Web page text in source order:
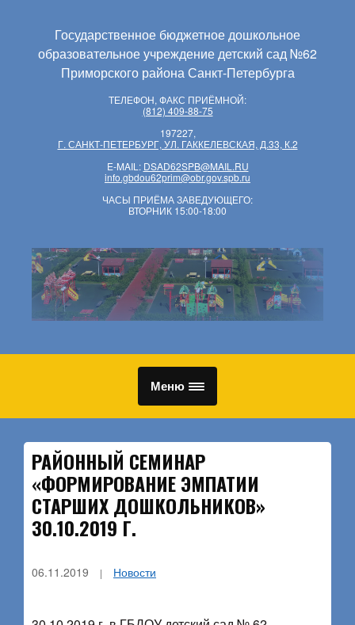
Государственное бюджетное дошкольное
образовательное учреждение детский сад №62
Приморского района Санкт-Петербурга
ТЕЛЕФОН, ФАКС ПРИЁМНОЙ:
(812) 409-88-75
197227,
Г. САНКТ-ПЕТЕРБУРГ, УЛ. ГАККЕЛЕВСКАЯ, Д.33, К.2
E-MAIL: DSAD62SPB@MAIL.RU
info.gbdou62prim@obr.gov.spb.ru
ЧАСЫ ПРИЁМА ЗАВЕДУЮЩЕГО:
ВТОРНИК 15:00-18:00
Меню
РАЙОННЫЙ СЕМИНАР
«ФОРМИРОВАНИЕ ЭМПАТИИ
СТАРШИХ ДОШКОЛЬНИКОВ»
30.10.2019 Г.
06.11.2019 Новости